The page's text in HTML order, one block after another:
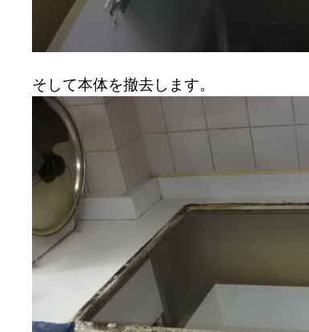
そして本体を撤去します。